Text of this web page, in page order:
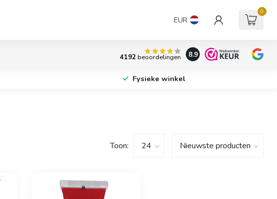
EUR
0
4192 beoordelingen 8.9
Fysieke winkel
Toon: